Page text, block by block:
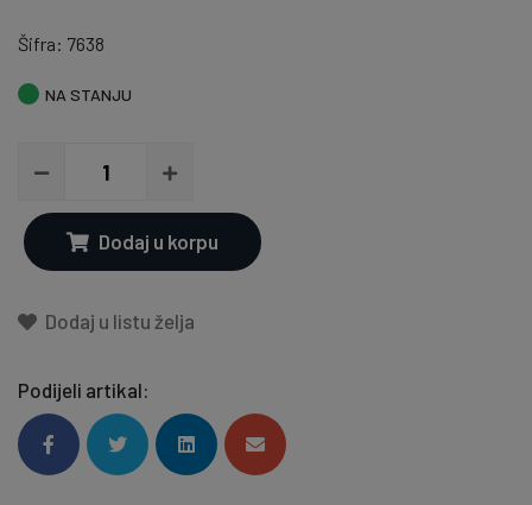
Šifra: 7638
NA STANJU
Dodaj u korpu
Dodaj u listu želja
Podijeli artikal: